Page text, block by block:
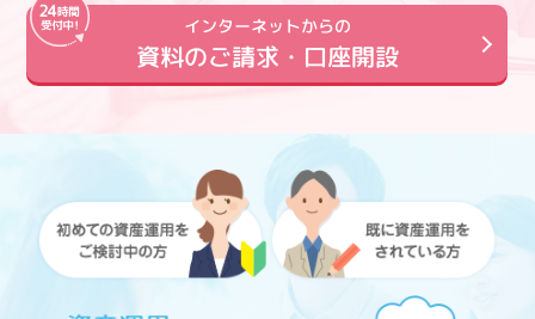
インターネットからの
資料のご請求・口座開設